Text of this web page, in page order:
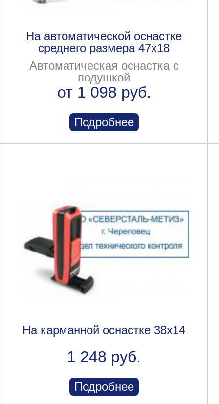
На автоматической оснастке
среднего размера 47x18
Автоматическая оснастка с
подушкой
от 1 098 руб.
Подробнее
На карманной оснастке 38x14
1 248 руб.
Подробнее